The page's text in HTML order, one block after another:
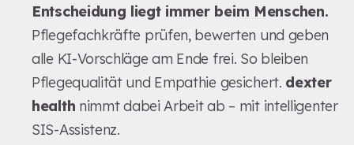
Entscheidung liegt immer beim Menschen.
Pflegefachkräfte prüfen, bewerten und geben
alle KI-Vorschläge am Ende frei. So bleiben
Pflegequalität und Empathie gesichert. dexter
health nimmt dabei Arbeit ab – mit intelligenter
SIS-Assistenz.